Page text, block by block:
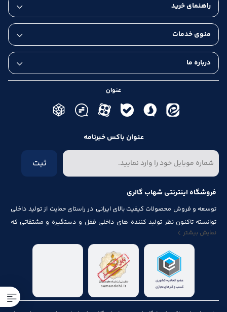
راهنمای خرید
منوی خدمات
درباره ما
عنوان
عنوان باکس خبرنامه
ثبت
فروشگاه اینترنتی شهاب گالری
توسعه و فروش محصولات کیفیت بالای ایرانی در راستای حمایت از تولید داخلی
توانسته تاکنون نظر تولید کننده های داخلی قفل و دستگیره و مشتقاتی که
مرتبط با درب و پنجره باشد از قبیل شماره پلاک، جک آرام بند ، فنر های در ، لولا ،
چرخ ، پیچ ، ریل ، پایه کابینت و لوازم آلات مصرف شده در کابینت را به خود جلب
نمایش بیشتر